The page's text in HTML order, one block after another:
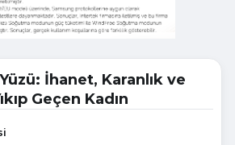
İhanet, Karanlık ve
Geçen Kadın